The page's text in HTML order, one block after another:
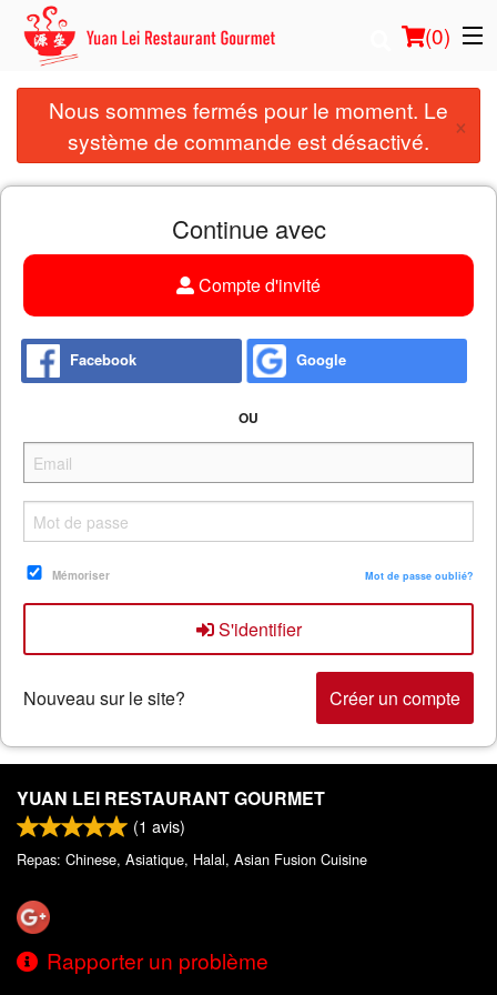
(0)
Commander en ligne
Inscription
Panier (0)
Rechercher
Nous sommes fermés pour le moment. Le
système de commande est désactivé.
×
Continue avec
Compte d'invité
Facebook Google
OU
Mémoriser Mot de passe oublié?
S'identifier
Nouveau sur le site? Créer un compte
YUAN LEI RESTAURANT GOURMET
(1 avis)
Repas: Chinese, Asiatique, Halal, Asian Fusion Cuisine
Rapporter un problème